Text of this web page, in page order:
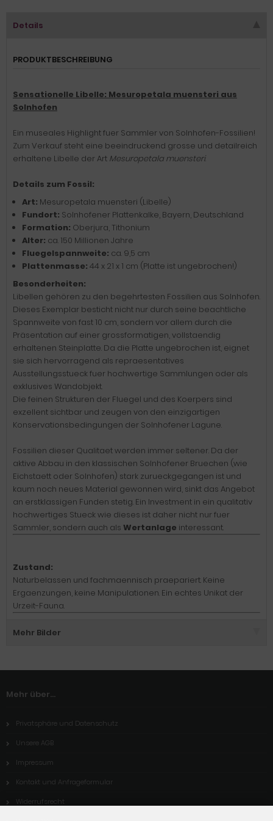
Details
PRODUKTBESCHREIBUNG
Sensationelle Libelle: Mesuropetala muensteri aus
Solnhofen
Ein museales Highlight fuer Sammler von Solnhofen-Fossilien!
Zum Verkauf steht eine beeindruckend grosse und detailreich
erhaltene Libelle der Art Mesuropetala muensteri.
Details zum Fossil:
Art: Mesuropetala muensteri (Libelle)
Fundort: Solnhofener Plattenkalke, Bayern, Deutschland
Formation: Oberjura, Tithonium
Alter: ca. 150 Millionen Jahre
Fluegelspannweite: ca. 9,5 cm
Plattenmasse: 44 x 21 x 1 cm (Platte ist ungebrochen!)
Besonderheiten:
Libellen gehören zu den begehrtesten Fossilien aus Solnhofen.
Dieses Exemplar besticht nicht nur durch seine beachtliche
Spannweite von fast 10 cm, sondern vor allem durch die
Präsentation auf einer grossformatigen, vollstaendig
erhaltenen Steinplatte. Da die Platte ungebrochen ist, eignet
sie sich hervorragend als repraesentatives
Ausstellungsstueck fuer hochwertige Sammlungen oder als
exklusives Wandobjekt.
Die feinen Strukturen der Fluegel und des Koerpers sind
exzellent sichtbar und zeugen von den einzigartigen
Konservationsbedingungen der Solnhofener Lagune.
Fossilien dieser Qualitaet werden immer seltener. Da der
aktive Abbau in den klassischen Solnhofener Bruechen (wie
Eichstaett oder Solnhofen) stark zurueckgegangen ist und
kaum noch neues Material gewonnen wird, sinkt das Angebot
an erstklassigen Funden stetig. Ein Investment in ein qualitativ
hochwertiges Stueck wie dieses ist daher nicht nur fuer
Sammler, sondern auch als Wertanlage interessant.
Zustand:
Naturbelassen und fachmaennisch praepariert. Keine
Ergaenzungen, keine Manipulationen. Ein echtes Unikat der
Urzeit-Fauna.
Mehr Bilder
Mehr über...
Privatsphäre und Datenschutz
Unsere AGB
Impressum
Kontakt und Anfrageformular
Widerrufsrecht